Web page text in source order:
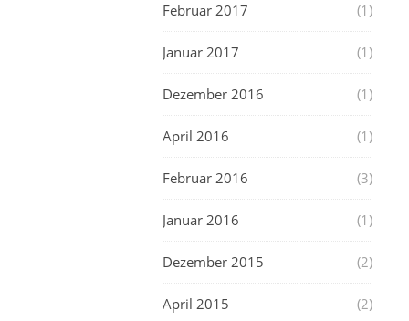
Februar 2017 (1)
Januar 2017 (1)
Dezember 2016 (1)
April 2016 (1)
Februar 2016 (3)
Januar 2016 (1)
Dezember 2015 (2)
April 2015 (2)